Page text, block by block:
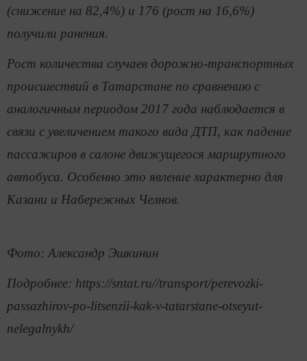
(снижение на 82,4%) и 176 (рост на 16,6%)
получили ранения.
Рост количества случаев дорожно-транспортных
происшествий в Татарстане по сравнению с
аналогичным периодом 2017 года наблюдается в
связи с увеличением такого вида ДТП, как падение
пассажиров в салоне движущегося маршрутного
автобуса. Особенно это явление характерно для
Казани и Набережных Челнов.
Фото: Александр Эшкинин
Подробнее: https://sntat.ru//transport/perevozki-
passazhirov-po-litsenzii-kak-v-tatarstane-otseyut-
nelegalnykh/